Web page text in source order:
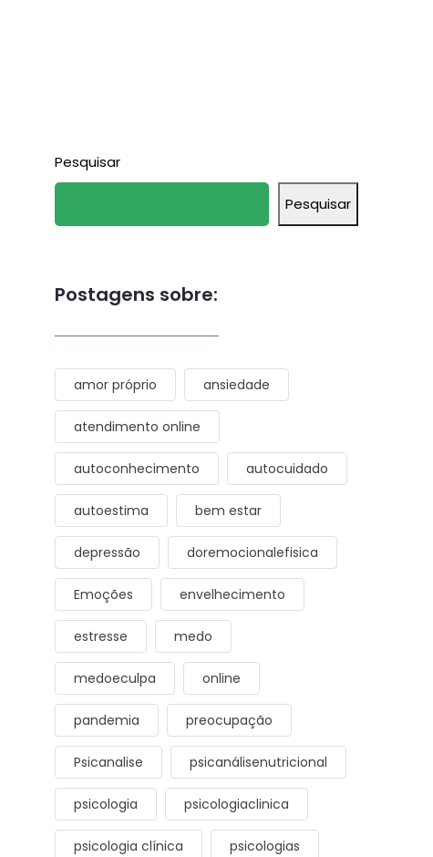
Pesquisar
Pesquisar
Postagens sobre:
amor próprio ansiedade
atendimento online
autoconhecimento autocuidado
autoestima bem estar
depressão doremocionalefisica
Emoções envelhecimento
estresse medo
medoeculpa online
pandemia preocupação
Psicanalise psicanálisenutricional
psicologia psicologiaclinica
psicologia clínica psicologias